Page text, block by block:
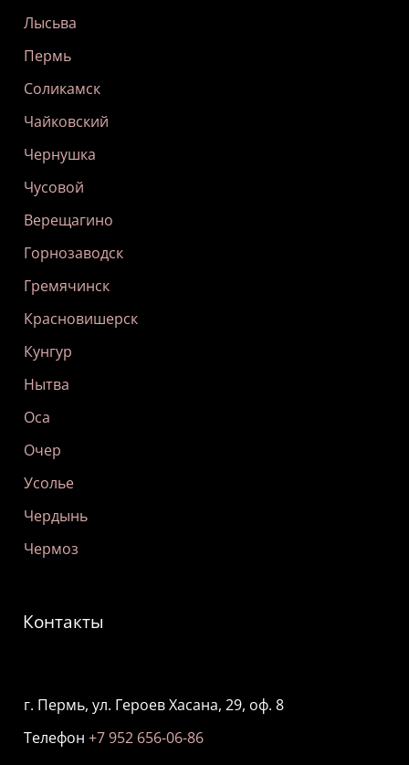
Лысьва
Пермь
Соликамск
Чайковский
Чернушка
Чусовой
Верещагино
Горнозаводск
Гремячинск
Красновишерск
Кунгур
Нытва
Оса
Очер
Усолье
Чердынь
Чермоз
Контакты
г. Пермь, ул. Героев Хасана, 29, оф. 8
Телефон +7 952 656-06-86